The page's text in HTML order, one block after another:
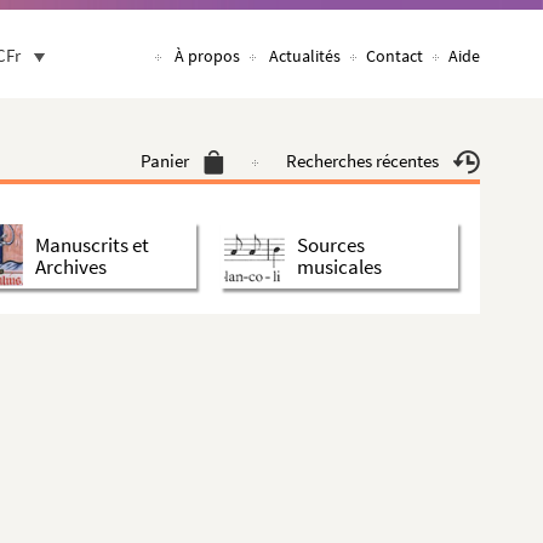
À propos Actualités Contact Aide
Panier Recherches récentes
Manuscrits et
Archives
Sources
musicales